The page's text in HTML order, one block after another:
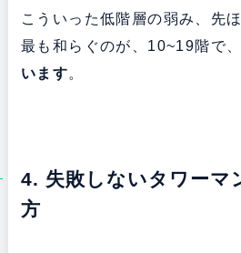
こういった低階層の弱み、先
最も和らぐのが、10~19階で
います。
4. 失敗しないタワーマ
方